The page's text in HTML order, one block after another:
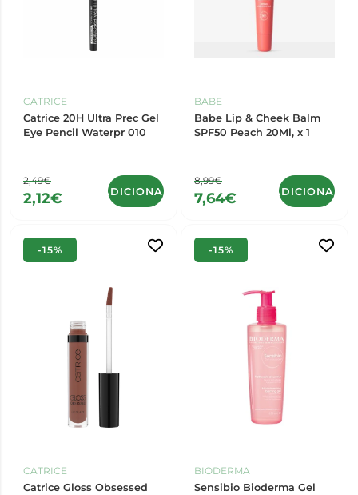
CATRICE
Catrice 20H Ultra Prec Gel
Eye Pencil Waterpr 010
2,49€
2,12€ ADICIONAR
BABE
Babe Lip & Cheek Balm
SPF50 Peach 20Ml, x 1
8,99€
7,64€ ADICIONAR
-15%
CATRICE
Catrice Gloss Obsessed
-15%
BIODERMA
Sensibio Bioderma Gel